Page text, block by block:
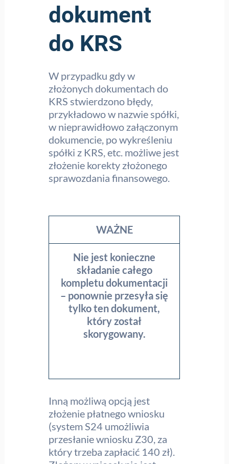
dokument
do KRS
W przypadku gdy w
złożonych dokumentach do
KRS stwierdzono błędy,
przykładowo w nazwie spółki,
w nieprawidłowo załączonym
dokumencie, po wykreśleniu
spółki z KRS, etc. możliwe jest
złożenie korekty złożonego
sprawozdania finansowego.
WAŻNE
Nie jest konieczne
składanie całego
kompletu dokumentacji
– ponownie przesyła się
tylko ten dokument,
który został
skorygowany.
Inną możliwą opcją jest
złożenie płatnego wniosku
(system S24 umożliwia
przesłanie wniosku Z30, za
który trzeba zapłacić 140 zł).